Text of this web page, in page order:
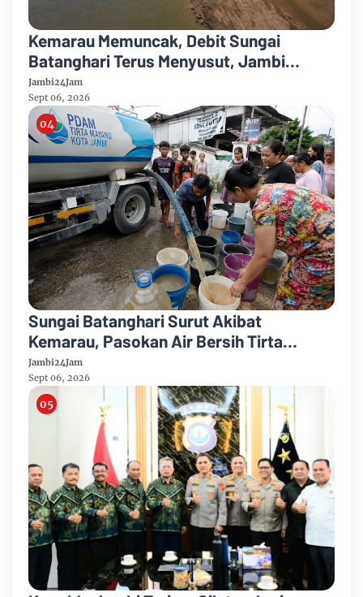
Kemarau Memuncak, Debit Sungai
Batanghari Terus Menyusut, Jambi
Hadapi Ancaman Krisis Air Bersih dan
Karhutla
Jambi24Jam
Sept 06, 2026
Sungai Batanghari Surut Akibat
Kemarau, Pasokan Air Bersih Tirta
Mayang Jambi Keruh
Jambi24Jam
Sept 06, 2026